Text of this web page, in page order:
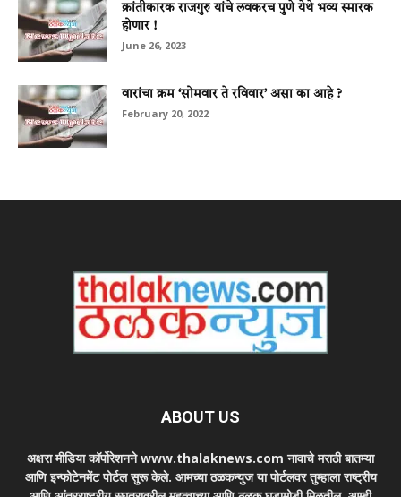
क्रांतीकारक राजगुरु यांचे लवकरच पुणे येथे भव्‍य स्‍मारक
होणार !
June 26, 2023
वारांचा क्रम ‘सोमवार ते रविवार’ असा का आहे ?
February 20, 2022
ABOUT US
अक्षरा मीडिया कॉर्पोरेशनने www.thalaknews.com नावाचे मराठी बातम्या
आणि इन्फोटेनमेंट पोर्टल सुरू केले. आमच्या ठळकन्युज या पोर्टलवर तुम्हाला राष्ट्रीय